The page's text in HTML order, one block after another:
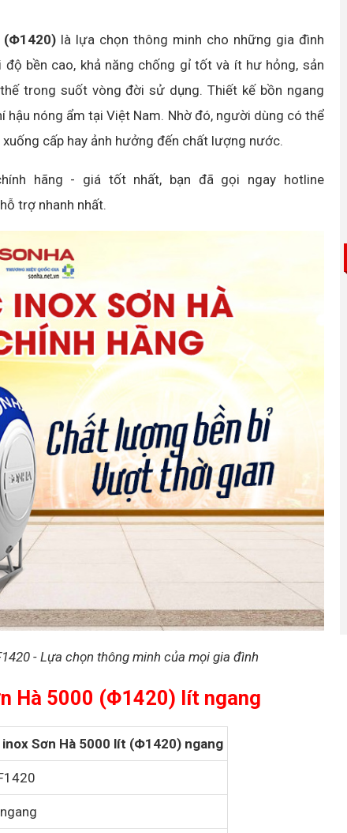
(Φ1420) là lựa chọn thông minh cho những gia đình
bền cao, khả năng chống gỉ tốt và ít hư hỏng, sản
trong suốt vòng đời sử dụng. Thiết kế bồn ngang
hậu nóng ẩm tại Việt Nam. Nhờ đó, người dùng có thể
cấp hay ảnh hưởng đến chất lượng nước.
hãng - giá tốt nhất, bạn đã gọi ngay hotline
trợ nhanh nhất.
- Lựa chọn thông minh của mọi gia đình
Hà 5000 (Φ1420) lít ngang
Sơn Hà 5000 lít (Φ1420) ngang